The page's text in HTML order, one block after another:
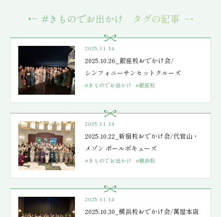
#きものでお出かけ タグの記事
2025.11.14
2025.10.26_銀座校おでかけ会/
シンフォニーサンセットクルーズ
#きものでお出かけ #銀座校
2025.11.14
2025.10.22_新宿校おでかけ会/代官山・
メゾン ポールボキューズ
#きものでお出かけ #横浜校
2025.11.14
2025.10.30_横浜校おでかけ会/萬屋本店